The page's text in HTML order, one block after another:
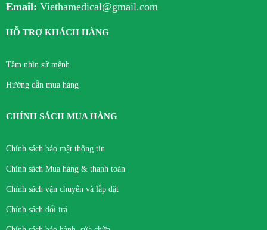
Email: Viethamedical@gmail.com
HỖ TRỢ KHÁCH HÀNG
Tầm nhìn sứ mệnh
Hướng dẫn mua hàng
CHÍNH SÁCH MUA HÀNG
Chính sách bảo mật thông tin
Chính sách Mua hàng & thanh toán
Chính sách vận chuyển và lắp đặt
Chính sách đổi trả